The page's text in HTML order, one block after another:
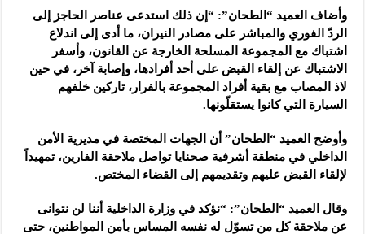
وأضاف العميد “الطحان”: “إن ذلك استدعى عناصر الحاجز إلى
الردّ الفوري والمباشر على مصادر النيران، ما أدى إلى اندلاع
اشتباك مع المجموعة المسلحة الخارجة عن القانون، وأسفر
الاشتباك عن إلقاء القبض على أحد أفرادها، وإصابة آخر، في حين
لاذ المصاب مع بقية أفراد المجموعة بالفرار، تاركين خلفهم
السيارة التي كانوا يستقلّونها.
وأوضح العميد “الطحان” أن الجهات المختصة في مديرية الأمن
الداخلي في منطقة أشرفية صحنايا تواصل ملاحقة الفارين، تمهيداً
لإلقاء القبض عليهم وتقديمهم إلى القضاء المختص.
وقال العميد “الطحان”: “نؤكد في وزارة الداخلية أننا لن نتوانى
عن ملاحقة كل من تسوّل له نفسه المساس بأمن المواطنين، حتى